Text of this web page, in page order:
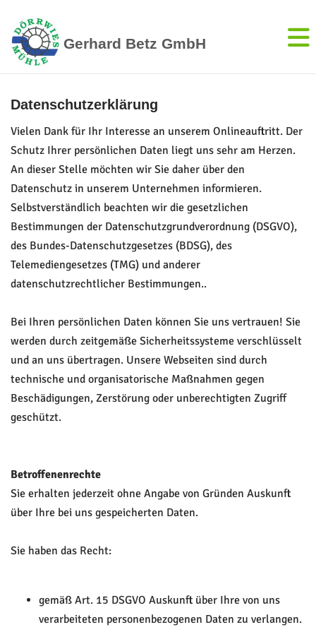
Gerhard Betz GmbH
Datenschutzerklärung
Vielen Dank für Ihr Interesse an unserem Onlineauftritt. Der
Schutz Ihrer persönlichen Daten liegt uns sehr am Herzen.
An dieser Stelle möchten wir Sie daher über den
Datenschutz in unserem Unternehmen informieren.
Selbstverständlich beachten wir die gesetzlichen
Bestimmungen der Datenschutzgrundverordnung (DSGVO),
des Bundes-Datenschutzgesetzes (BDSG), des
Telemediengesetzes (TMG) und anderer
datenschutzrechtlicher Bestimmungen..
Bei Ihren persönlichen Daten können Sie uns vertrauen! Sie
werden durch zeitgemäße Sicherheitssysteme verschlüsselt
und an uns übertragen. Unsere Webseiten sind durch
technische und organisatorische Maßnahmen gegen
Beschädigungen, Zerstörung oder unberechtigten Zugriff
geschützt.
Betroffenenrechte
Sie erhalten jederzeit ohne Angabe von Gründen Auskunft
über Ihre bei uns gespeicherten Daten.
Sie haben das Recht:
gemäß Art. 15 DSGVO Auskunft über Ihre von uns
verarbeiteten personenbezogenen Daten zu verlangen.